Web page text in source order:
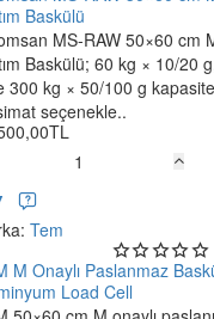
Baskülü
MS-RAW 50×60 cm
Baskülü; 60 kg × 10/20
300 kg × 50/100 g
seçenekle..
Tem
M Onaylı Paslanmaz
Load Cell